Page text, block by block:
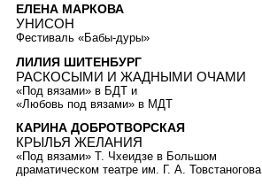
ЕЛЕНА МАРКОВА
УНИСОН
Фестиваль «Бабы-дуры»
ЛИЛИЯ ШИТЕНБУРГ
РАСКОСЫМИ И ЖАДНЫМИ ОЧАМИ
«Под вязами» в БДТ и
«Любовь под вязами» в МДТ
КАРИНА ДОБРОТВОРСКАЯ
КРЫЛЬЯ ЖЕЛАНИЯ
«Под вязами» Т. Чхеидзе в Большом
драматическом театре им. Г. А. Товстаногова